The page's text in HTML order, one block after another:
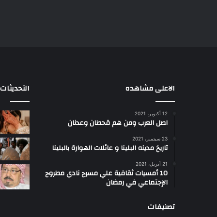
الاعلى مشاهده
12 أكتوبر، 2021
اصل العرب ومن هم قحطان وعدنان
23 سبتمبر، 2021
تاريخ مدينه البلينا و عائلات الهوارة بالبلينا
21 أبريل، 2021
10 أمسيات ثقافية علي مسرح نادي مطروح
الإجتماعي في رمضان
تصنيفات
التحديثات